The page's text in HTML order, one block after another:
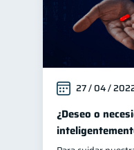
27 / 04 /
¿Deseo o